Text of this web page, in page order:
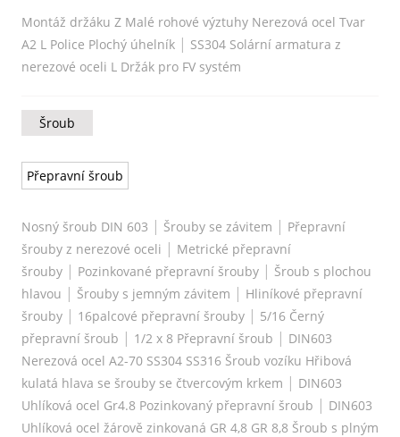
Montáž držáku Z Malé rohové výztuhy Nerezová ocel Tvar
A2 L Police Plochý úhelník| SS304 Solární armatura z
nerezové oceli L Držák pro FV systém
Šroub
Přepravní šroub
Nosný šroub DIN 603 | Šrouby se závitem | Přepravní
šrouby z nerezové oceli | Metrické přepravní
šrouby| Pozinkované přepravní šrouby| Šroub s plochou
hlavou | Šrouby s jemným závitem | Hliníkové přepravní
šrouby| 16palcové přepravní šrouby| 5/16 Černý
přepravní šroub | 1/2 x 8 Přepravní šroub | DIN603
Nerezová ocel A2-70 SS304 SS316 Šroub vozíku Hřibová
kulatá hlava se šrouby se čtvercovým krkem | DIN603
Uhlíková ocel Gr4.8 Pozinkovaný přepravní šroub | DIN603
Uhlíková ocel žárově zinkovaná GR 4,8 GR 8,8 Šroub s plným